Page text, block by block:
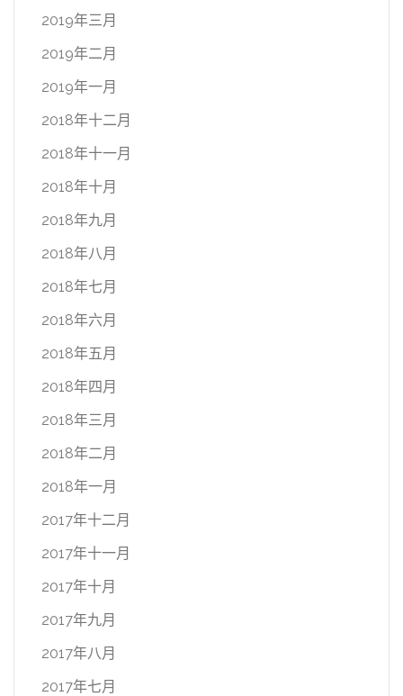
2019年三月
2019年二月
2019年一月
2018年十二月
2018年十一月
2018年十月
2018年九月
2018年八月
2018年七月
2018年六月
2018年五月
2018年四月
2018年三月
2018年二月
2018年一月
2017年十二月
2017年十一月
2017年十月
2017年九月
2017年八月
2017年七月